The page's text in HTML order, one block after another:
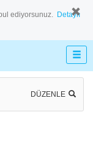
ediyorsunuz. Detaylı
DÜZENLE